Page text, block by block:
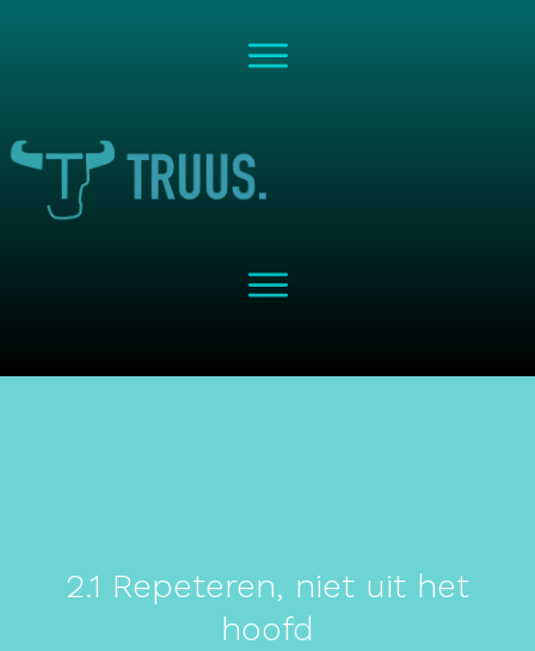
2.1 Repeteren, niet uit het
hoofd